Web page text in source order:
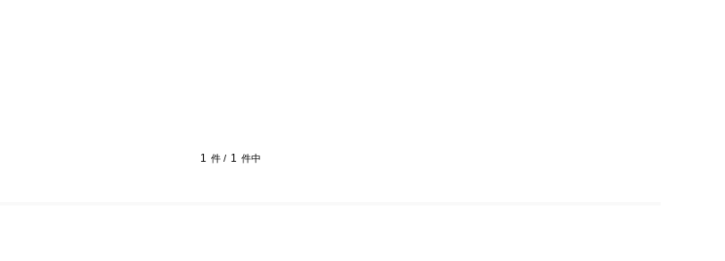
1 件 / 1 件中